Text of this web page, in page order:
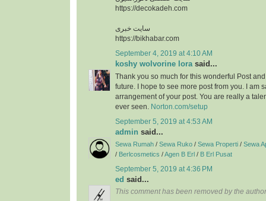
https://decokadeh.com
سایت خبری
https://bikhabar.com
September 4, 2019 at 4:10 AM
koshy wolvorine lorasaid...
Thank you so much for this wonderful Post
future. I hope to see more post from you. I am
arrangement of your post. You are really a
ever seen.
Norton.com/setup
September 5, 2019 at 4:53 AM
admin said...
Sewa Rumah / Sewa Ruko / Sewa Properti / Sewa
/ Berlcosmetics /Agen B Erl / B Erl Pusat
September 5, 2019 at 4:36 PM
ed said...
This comment has been removed by the